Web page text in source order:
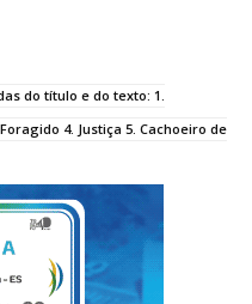
do título e do texto: 1.
4. Justiça 5. Cachoeiro de